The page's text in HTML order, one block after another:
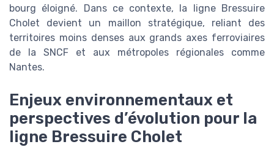
bourg éloigné. Dans ce contexte, la ligne Bressuire
Cholet devient un maillon stratégique, reliant des
territoires moins denses aux grands axes ferroviaires
de la SNCF et aux métropoles régionales comme
Nantes.
Enjeux environnementaux et
perspectives d’évolution pour la
ligne Bressuire Cholet